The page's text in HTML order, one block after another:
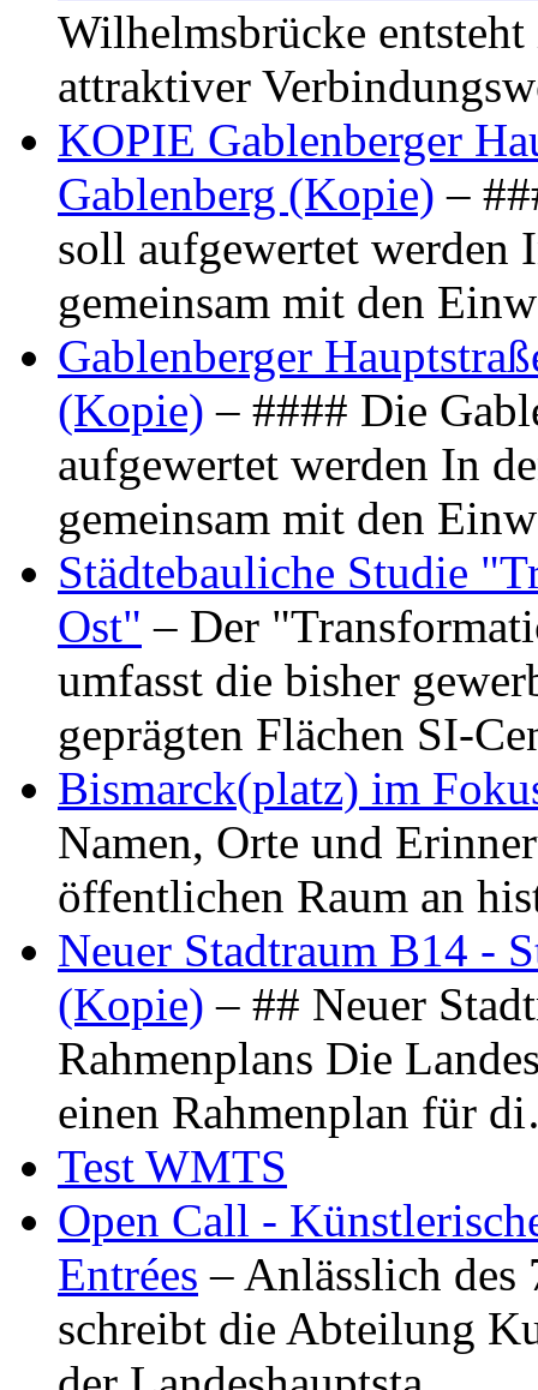
Wilhelmsbrücke
attraktiver
KOPIE Gablenberger
Gablenberg (Kopie) –
soll aufgewertet werden
gemeinsam mit den
Gablenberger
(Kopie) – #### Die
aufgewertet werden In
gemeinsam mit den
Städtebauliche Studie
Ost" – Der
umfasst die bisher
geprägten Flächen SI-
Bismarck(platz) im
Namen, Orte und
öffentlichen Raum an
Neuer Stadtraum B14 -
(Kopie) – ## Neuer
Rahmenplans Die
einen Rahmenplan für
Test WMTS
Open Call -
Entrées – Anlässlich
schreibt die Abteilung